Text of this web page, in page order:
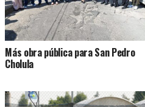
Más obra pública para San Pedro
Cholula